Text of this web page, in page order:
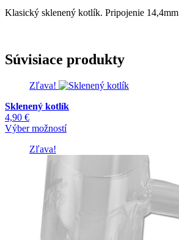
Klasický sklenený kotlík. Pripojenie 14,4mm
Súvisiace produkty
Zľava!
Sklenený kotlík
4,90 €
Výber možnostíTento
na
stránke
Zľava!